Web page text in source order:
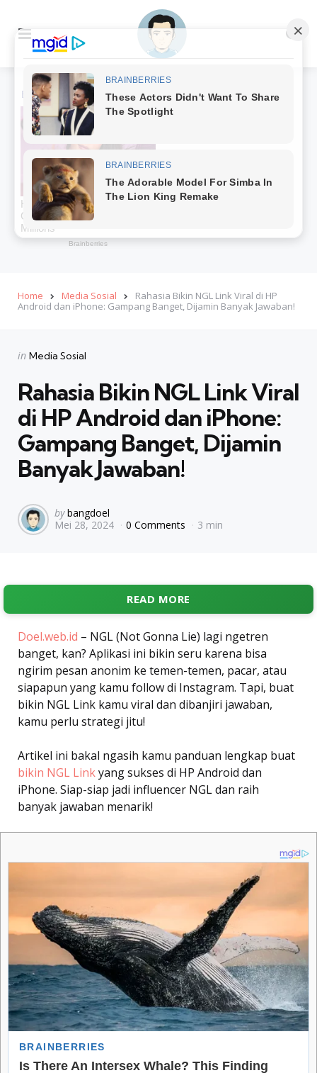
Menu
Home Media Sosial
Rahasia Bikin NGL Link Viral di HP
Android dan iPhone: Gampang Banget, Dijamin Banyak Jawaban!
Categories
Posted
in Media Sosial
Rahasia Bikin NGL Link Viral
di HP Android dan iPhone:
Gampang Banget, Dijamin
Banyak Jawaban!
Posted
by
by bangdoel
Mei 28, 2024
0 Comments 3 min
READ MORE
Doel.web.id – NGL (Not Gonna Lie) lagi ngetren
banget, kan? Aplikasi ini bikin seru karena bisa
ngirim pesan anonim ke temen-temen, pacar, atau
siapapun yang kamu follow di Instagram. Tapi, buat
bikin NGL Link kamu viral dan dibanjiri jawaban,
kamu perlu strategi jitu!
Artikel ini bakal ngasih kamu panduan lengkap buat
bikin NGL Linkyang sukses di HP Android dan
iPhone. Siap-siap jadi influencer NGL dan raih
banyak jawaban menarik!